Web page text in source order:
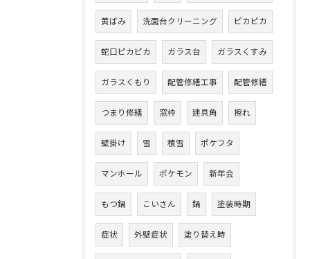
黄ばみ 洗面台クリーニング ピカピカ
蛇口ピカピカ ガラス台 ガラスくすみ
ガラスくもり 配管修繕工事 配管修繕
つまり修繕 窓枠 建具角 擦れ
壁掛け 雪 積雪 ポケフタ
マンホール ポケモン 新年会
もつ鍋 こいさん 鍋 塗装時期
症状 外壁症状 塗り替え時